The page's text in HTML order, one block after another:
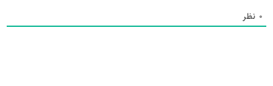
0 نظر